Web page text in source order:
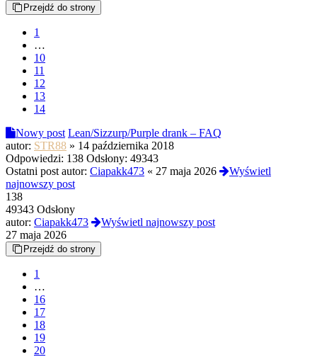
Przejdź do strony
1
…
10
11
12
13
14
Nowy post Lean/Sizzurp/Purple drank – FAQ
autor: STR88 » 14 października 2018
Odpowiedzi: 138 Odsłony: 49343
Ostatni post autor: Ciapakk473 « 27 maja 2026
Wyświetl
najnowszy post
138
49343 Odsłony
autor: Ciapakk473
Wyświetl najnowszy post
27 maja 2026
Przejdź do strony
1
…
16
17
18
19
20